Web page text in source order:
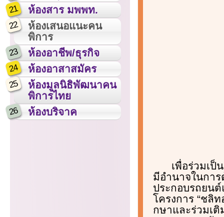
21 ห้องสาร มพพท.
22
ห้องเสนอแนะคน
พิการ
23 ห้องอาชีพ/ธุรกิจ
24 ห้องอาสาสมัคร
25
ห้องมูลนิธิพัฒนาคน
พิการไทย
26 ห้องบริจาค
เพื่อร่วมเป็
มีอำนาจในกา
ประกอบรถยนต์
โครงการ “ชลิ
กษาและร่วมเ